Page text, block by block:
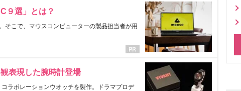
９選」とは？
そこで、マウスコンピューターの製品担当者が用
表現した腕時計登場
ラボレーションウオッチを製作。ドラマプロデ